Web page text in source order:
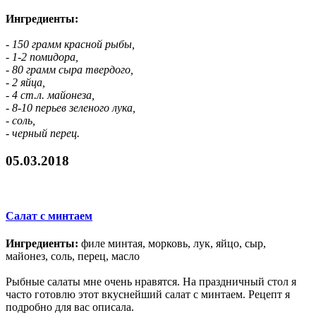
Ингредиенты:
- 150 грамм красной рыбы,
- 1-2 помидора,
- 80 грамм сыра твердого,
- 2 яйца,
- 4 ст.л. майонеза,
- 8-10 перьев зеленого лука,
- соль,
- черный перец.
05.03.2018
Салат с минтаем
Ингредиенты: филе минтая, морковь, лук, яйцо, сыр,
майонез, соль, перец, масло
Рыбные салаты мне очень нравятся. На праздничный стол я
часто готовлю этот вкуснейший салат с минтаем. Рецепт я
подробно для вас описала.